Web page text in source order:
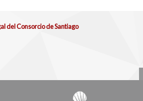
del Consorcio de Santiago